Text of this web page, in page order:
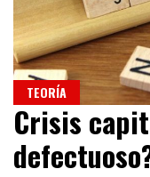
TEORÍA
Crisis